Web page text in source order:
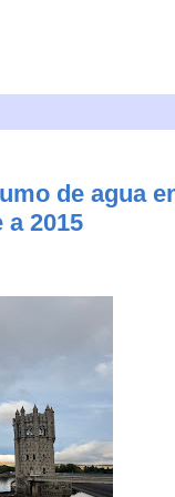
de agua
2015